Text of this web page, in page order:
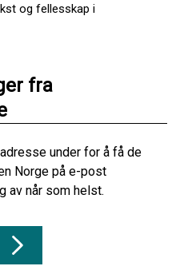
og fellesskap i
fra
under for å få de
Norge på e-post
av når som helst.